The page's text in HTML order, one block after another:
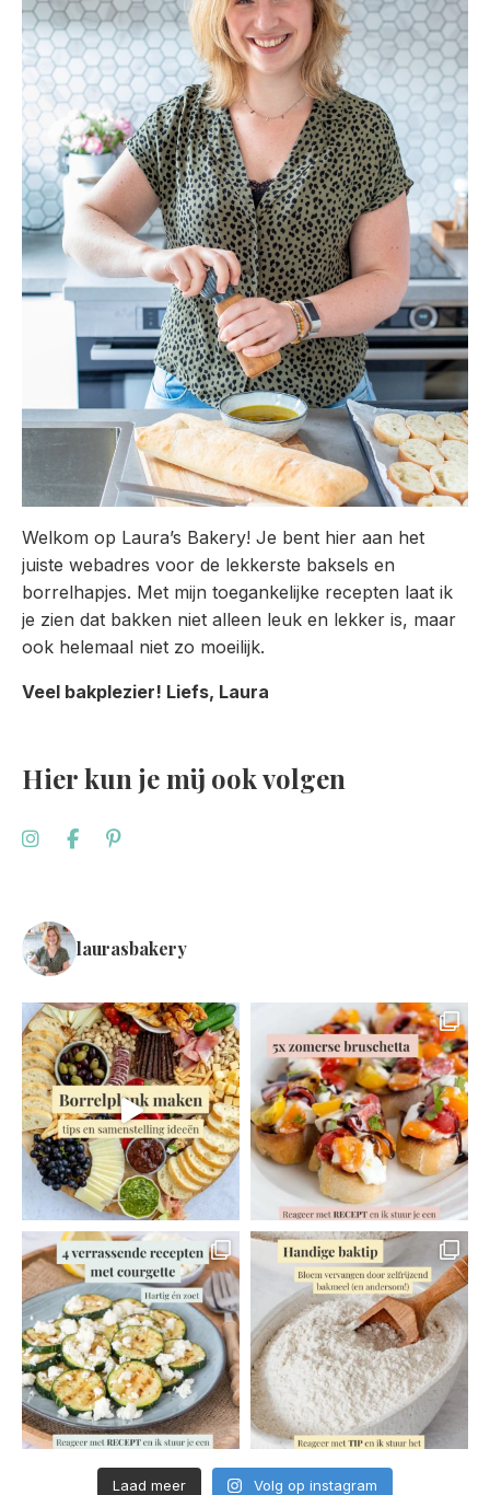
Welkom op Laura’s Bakery! Je bent hier aan het
juiste webadres voor de lekkerste baksels en
borrelhapjes. Met mijn toegankelijke recepten laat ik
je zien dat bakken niet alleen leuk en lekker is, maar
ook helemaal niet zo moeilijk.
Veel bakplezier! Liefs, Laura
Hier kun je mij ook volgen
laurasbakery
Laad meer Volg op instagram